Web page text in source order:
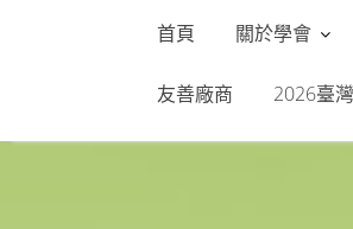
首頁
關於學會
友善廠商 2026臺